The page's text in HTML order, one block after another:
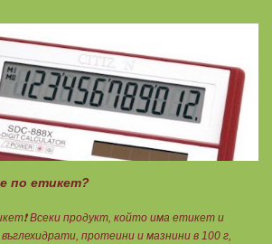
по етикет?
Всеки продукт, който има етикет и
протеини и мазнини в 100 г,